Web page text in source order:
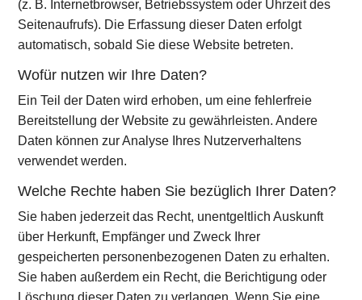
(z. B. Internetbrowser, Betriebssystem oder Uhrzeit des
Seitenaufrufs). Die Erfassung dieser Daten erfolgt
automatisch, sobald Sie diese Website betreten.
Wofür nutzen wir Ihre Daten?
Ein Teil der Daten wird erhoben, um eine fehlerfreie
Bereitstellung der Website zu gewährleisten. Andere
Daten können zur Analyse Ihres Nutzerverhaltens
verwendet werden.
Welche Rechte haben Sie bezüglich Ihrer Daten?
Sie haben jederzeit das Recht, unentgeltlich Auskunft
über Herkunft, Empfänger und Zweck Ihrer
gespeicherten personenbezogenen Daten zu erhalten.
Sie haben außerdem ein Recht, die Berichtigung oder
Löschung dieser Daten zu verlangen. Wenn Sie eine